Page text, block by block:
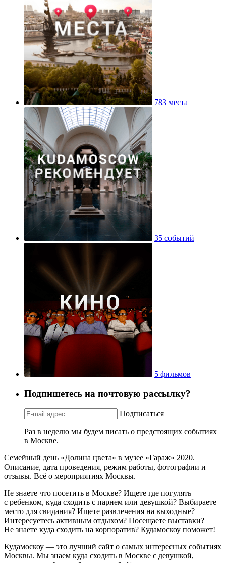
783 места
35 событий
5 фильмов
Подпишетесь на почтовую рассылку?
Подписаться
Раз в неделю мы будем писать о предстоящих событиях
в Москве.
Семейный день «Долина цвета» в музее «Гараж» 2020.
Описание, дата проведения, режим работы, фотографии и
отзывы. Всё о мероприятиях Москвы.
Не знаете что посетить в Москве? Ищете где погулять
с ребенком, куда сходить с парнем или девушкой? Выбираете
место для свидания? Ищете развлечения на выходные?
Интересуетесь активным отдыхом? Посещаете выставки?
Не знаете куда сходить на корпоратив? Кудамоскоу поможет!
Кудамоскоу — это лучший сайт о самых интересных событиях
Москвы. Мы знаем куда сходить в Москве с девушкой,